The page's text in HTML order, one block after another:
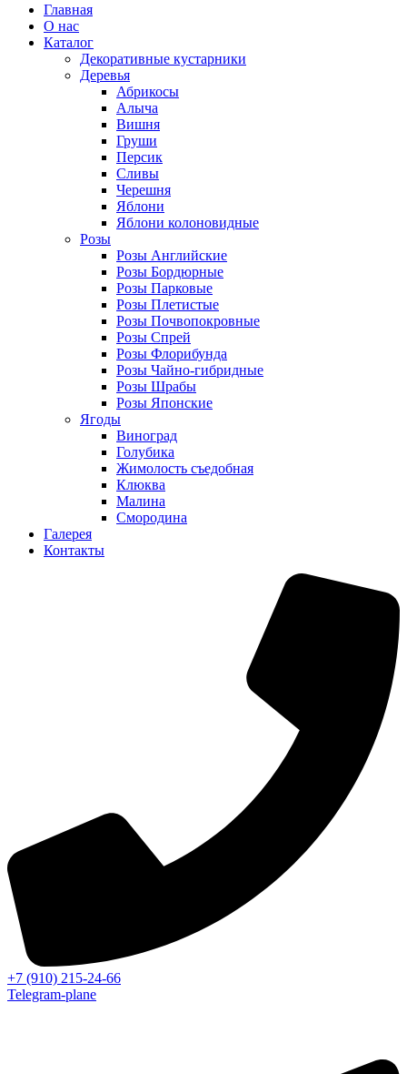
Главная
О нас
Каталог
Декоративные кустарники
Деревья
Абрикосы
Алыча
Вишня
Груши
Персик
Сливы
Черешня
Яблони
Яблони колоновидные
Розы
Розы Английские
Розы Бордюрные
Розы Парковые
Розы Плетистые
Розы Почвопокровные
Розы Спрей
Розы Флорибунда
Розы Чайно-гибридные
Розы Шрабы
Розы Японские
Ягоды
Виноград
Голубика
Жимолость съедобная
Клюква
Малина
Смородина
Галерея
Контакты
+7 (910) 215-24-66
Telegram-plane